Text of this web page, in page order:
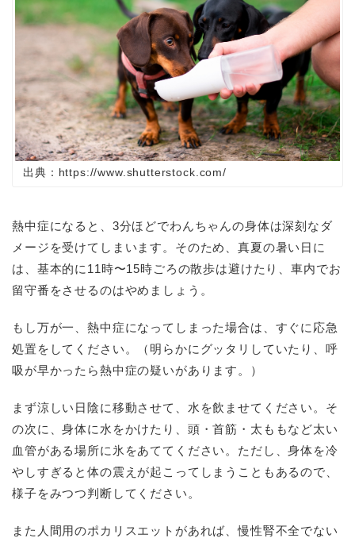
出典：https://www.shutterstock.com/
熱中症になると、3分ほどでわんちゃんの身体は深刻なダ
メージを受けてしまいます。そのため、真夏の暑い日に
は、基本的に11時〜15時ごろの散歩は避けたり、車内でお
留守番をさせるのはやめましょう。
もし万が一、熱中症になってしまった場合は、すぐに応急
処置をしてください。（明らかにグッタリしていたり、呼
吸が早かったら熱中症の疑いがあります。）
まず涼しい日陰に移動させて、水を飲ませてください。そ
の次に、身体に水をかけたり、頭・首筋・太ももなど太い
血管がある場所に氷をあててください。ただし、身体を冷
やしすぎると体の震えが起こってしまうこともあるので、
様子をみつつ判断してください。
また人間用のポカリスエットがあれば、慢性腎不全でない